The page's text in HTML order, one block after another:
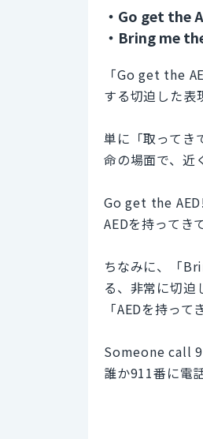
・Go get the
・Bring me
「Go get the
する切迫した表
単に「取ってき
命の場面で、近
Go get the
AEDを持ってき
ちなみに、「
る、非常に切迫
「AEDを持っ
Someone call
誰か911番に電